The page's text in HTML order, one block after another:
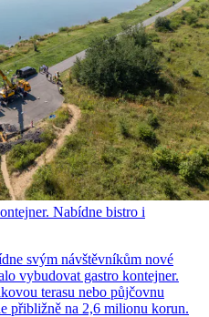
Nabídne bistro i
svým návštěvníkům nové
vybudovat gastro kontejner.
terasu nebo půjčovnu
přibližně na 2,6 milionu korun.